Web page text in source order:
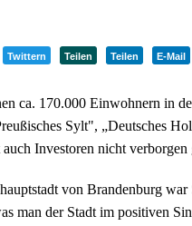
Twittern Teilen Teilen E-Mail
ca. 170.000 Einwohnern in
Sylt", „Deutsches
Investoren nicht verborgen
von Brandenburg
man der Stadt im positiven